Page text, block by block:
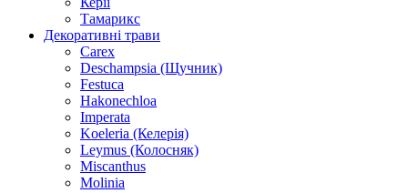
Тамарикс
Декоративні трави
Carex
Deschampsia (Щучник)
Festuca
Hakonechloa
Imperata
Koeleria (Келерія)
Leymus (Колосняк)
Miscanthus
Molinia